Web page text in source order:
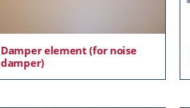
Damper element (for noise
damper)